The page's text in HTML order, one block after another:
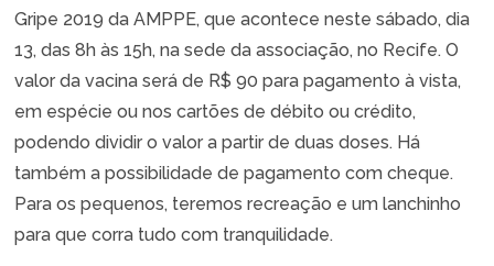
Gripe 2019 da AMPPE, que acontece neste sábado, dia
13, das 8h às 15h, na sede da associação, no Recife. O
valor da vacina será de R$ 90 para pagamento à vista,
em espécie ou nos cartões de débito ou crédito,
podendo dividir o valor a partir de duas doses. Há
também a possibilidade de pagamento com cheque.
Para os pequenos, teremos recreação e um lanchinho
para que corra tudo com tranquilidade.